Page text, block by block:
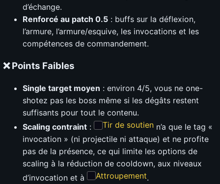
d’échange.
Renforcé au patch 0.5 : buffs sur la déflexion,
l’armure, l’armure/esquive, les invocations et les
compétences de commandement.
❌ Points Faibles
Single target moyen : environ 4/5, vous ne one-
shotez pas les boss même si les dégâts restent
suffisants pour tout le contenu.
Scaling contraint : Tir de soutien n’a que le tag «
invocation » (ni projectile ni attaque) et ne profite
pas de la présence, ce qui limite les options de
scaling à la réduction de cooldown, aux niveaux
d’invocation et à
Attroupement.